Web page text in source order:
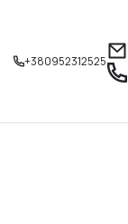
+380952312525